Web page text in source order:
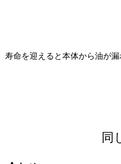
寿命を迎えると本体から油が
同